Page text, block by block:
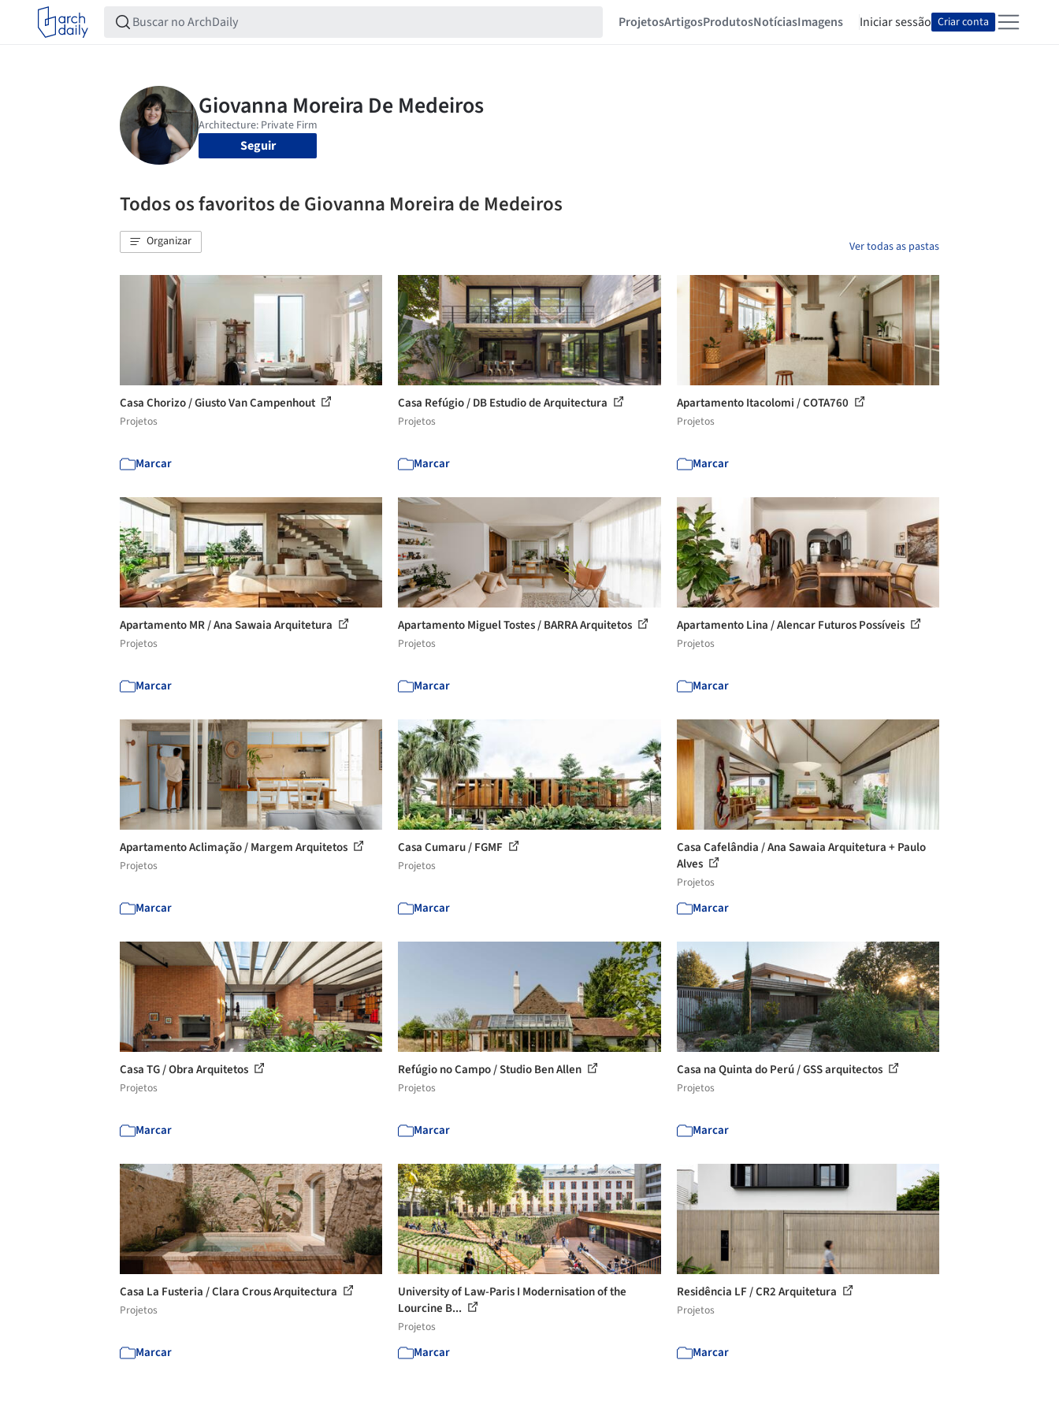
ProjetosArtigosProdutosNotíciasImagens Iniciar sessão Criar conta
Seguir
Todos os favoritos de Giovanna Moreira de Medeiros
Organizar Ver todas as pastas
Casa Chorizo / Giusto Van Campenhout
Projetos
Marcar
Casa Refúgio / DB Estudio de Arquitectura
Projetos
Marcar
Apartamento Itacolomi / COTA760
Projetos
Marcar
Apartamento MR / Ana Sawaia Arquitetura
Projetos
Marcar
Apartamento Miguel Tostes / BARRA Arquitetos
Projetos
Marcar
Apartamento Lina / Alencar Futuros Possíveis
Projetos
Marcar
Apartamento Aclimação / Margem Arquitetos
Projetos
Marcar
Casa Cumaru / FGMF
Projetos
Marcar
Casa Cafelândia / Ana Sawaia Arquitetura + Paulo
Alves
Projetos
Marcar
Casa TG / Obra Arquitetos
Projetos
Marcar
Refúgio no Campo / Studio Ben Allen
Projetos
Marcar
Casa na Quinta do Perú / GSS arquitectos
Projetos
Marcar
Casa La Fusteria / Clara Crous Arquitectura
Projetos
Marcar
University of Law-Paris I Modernisation of the
Lourcine B...
Projetos
Marcar
Residência LF / CR2 Arquitetura
Projetos
Marcar